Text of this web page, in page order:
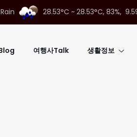
28.53°C ~ 28.53°C, 83%,
여행사Talk 생활정보